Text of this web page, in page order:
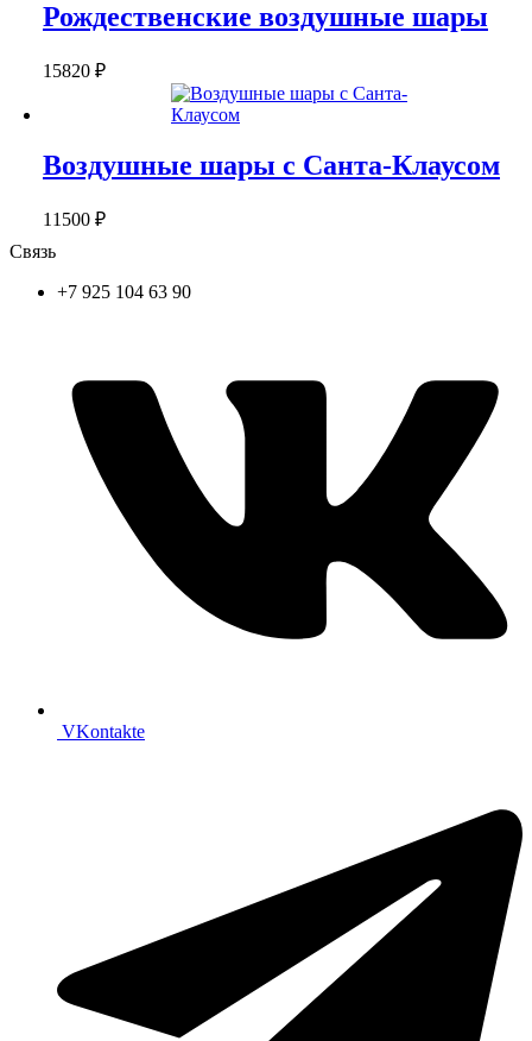
Рождественские воздушные шары
15820 ₽
Воздушные шары с Санта-Клаусом
11500 ₽
Связь
+7 925 104 63 90
VKontakte